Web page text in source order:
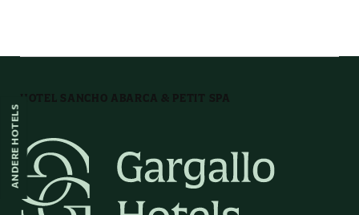
HOTEL SANCHO ABARCA & PETIT SPA
ANDERE HOTELS